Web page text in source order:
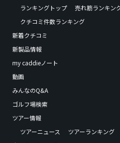
ランキングトップ
売れ筋ランキン
クチコミ件数ランキング
新着クチコミ
新製品情報
my caddieノート
動画
みんなのQ&A
ゴルフ場検索
ツアー情報
ツアーニュース
ツアーランキング